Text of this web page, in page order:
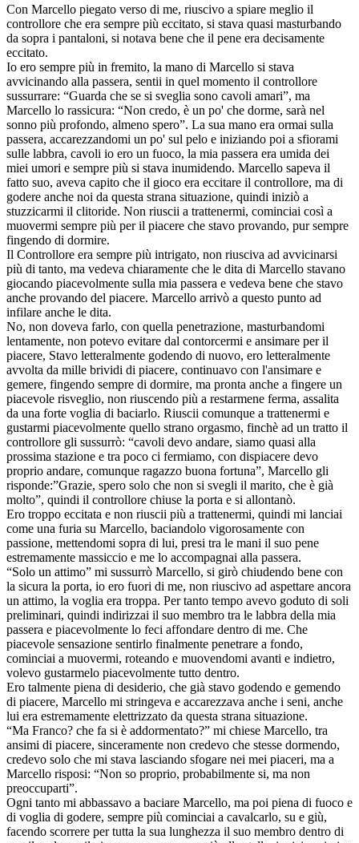
Con Marcello piegato verso di me, riuscivo a spiare meglio il
controllore che era sempre più eccitato, si stava quasi masturbando
da sopra i pantaloni, si notava bene che il pene era decisamente
eccitato.
Io ero sempre più in fremito, la mano di Marcello si stava
avvicinando alla passera, sentii in quel momento il controllore
sussurrare: “Guarda che se si sveglia sono cavoli amari”, ma
Marcello lo rassicura: “Non credo, è un po' che dorme, sarà nel
sonno più profondo, almeno spero”. La sua mano era ormai sulla
passera, accarezzandomi un po' sul pelo e iniziando poi a sfiorami
sulle labbra, cavoli io ero un fuoco, la mia passera era umida dei
miei umori e sempre più si stava inumidendo. Marcello sapeva il
fatto suo, aveva capito che il gioco era eccitare il controllore, ma di
godere anche noi da questa strana situazione, quindi iniziò a
stuzzicarmi il clitoride. Non riuscii a trattenermi, cominciai così a
muovermi sempre più per il piacere che stavo provando, pur sempre
fingendo di dormire.
Il Controllore era sempre più intrigato, non riusciva ad avvicinarsi
più di tanto, ma vedeva chiaramente che le dita di Marcello stavano
giocando piacevolmente sulla mia passera e vedeva bene che stavo
anche provando del piacere. Marcello arrivò a questo punto ad
infilare anche le dita.
No, non doveva farlo, con quella penetrazione, masturbandomi
lentamente, non potevo evitare dal contorcermi e ansimare per il
piacere, Stavo letteralmente godendo di nuovo, ero letteralmente
avvolta da mille brividi di piacere, continuavo con l'ansimare e
gemere, fingendo sempre di dormire, ma pronta anche a fingere un
piacevole risveglio, non riuscendo più a restarmene ferma, assalita
da una forte voglia di baciarlo. Riuscii comunque a trattenermi e
gustarmi piacevolmente quello strano orgasmo, finchè ad un tratto il
controllore gli sussurrò: “cavoli devo andare, siamo quasi alla
prossima stazione e tra poco ci fermiamo, con dispiacere devo
proprio andare, comunque ragazzo buona fortuna”, Marcello gli
risponde:”Grazie, spero solo che non si svegli il marito, che è già
molto”, quindi il controllore chiuse la porta e si allontanò.
Ero troppo eccitata e non riuscii più a trattenermi, quindi mi lanciai
come una furia su Marcello, baciandolo vigorosamente con
passione, mettendomi sopra di lui, presi tra le mani il suo pene
estremamente massiccio e me lo accompagnai alla passera.
“Solo un attimo” mi sussurrò Marcello, si girò chiudendo bene con
la sicura la porta, io ero fuori di me, non riuscivo ad aspettare ancora
un attimo, la voglia era troppa. Per tanto tempo avevo goduto di soli
preliminari, quindi indirizzai il suo membro tra le labbra della mia
passera e piacevolmente lo feci affondare dentro di me. Che
piacevole sensazione sentirlo finalmente penetrare a fondo,
cominciai a muovermi, roteando e muovendomi avanti e indietro,
volevo gustarmelo piacevolmente tutto dentro.
Ero talmente piena di desiderio, che già stavo godendo e gemendo
di piacere, Marcello mi stringeva e accarezzava anche i seni, anche
lui era estremamente elettrizzato da questa strana situazione.
“Ma Franco? che fa si è addormentato?” mi chiese Marcello, tra
ansimi di piacere, sinceramente non credevo che stesse dormendo,
credevo solo che mi stava lasciando sfogare nei mei piaceri, ma a
Marcello risposi: “Non so proprio, probabilmente si, ma non
preoccuparti”.
Ogni tanto mi abbassavo a baciare Marcello, ma poi piena di fuoco e
di voglia di godere, sempre più cominciai a cavalcarlo, su e giù,
facendo scorrere per tutta la sua lunghezza il suo membro dentro di